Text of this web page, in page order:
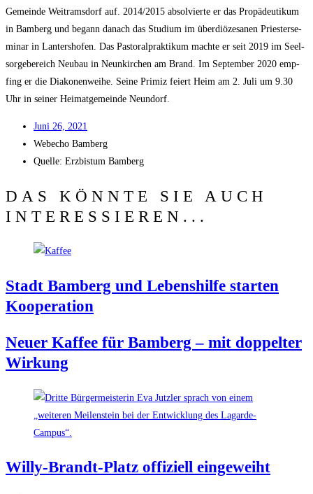
Gemeinde Weit­rams­dorf auf. 2014/​2015 absol­vier­te er das Pro­pä­deu­ti­kum
in Bam­berg und begann danach das Stu­di­um im über­diö­ze­sa­nen Pries­ter­se­
mi­nar in Lan­ters­ho­fen. Das Pas­to­ral­prak­ti­kum mach­te er seit 2019 im Seel­
sor­ge­be­reich Neu­bau in Neun­kir­chen am Brand. Im Sep­tem­ber 2020 emp­
fing er die Dia­ko­nen­wei­he. Sei­ne Pri­miz fei­ert Heim am 2. Juli um 9.30
Uhr in sei­ner Hei­mat­ge­mein­de Neundorf.
Juni 26, 2021
Web­echo Bamberg
Quel­le: Erz­bis­tum Bamberg
DAS KÖNNTE SIE AUCH
INTERESSIEREN...
Stadt Bam­berg und Lebens­hil­fe star­ten
Kooperation
Neu­er Kaf­fee für Bam­berg – mit dop­pel­ter
Wirkung
Wil­ly-Brandt-Platz offi­zi­ell eingeweiht